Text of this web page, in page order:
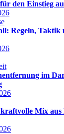
den Einstieg
Regeln, Taktik
im
Mix